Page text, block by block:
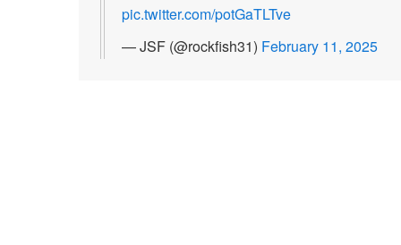
pic.twitter.com/potGaTLTve
— JSF (@rockfish31) February 11, 2025